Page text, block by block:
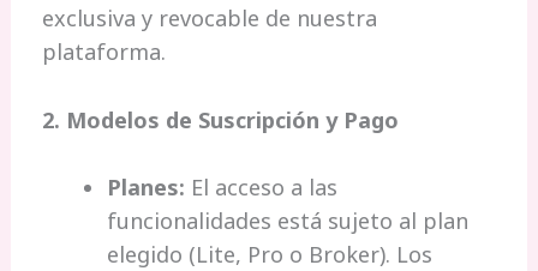
exclusiva y revocable de nuestra
plataforma.
2. Modelos de Suscripción y Pago
Planes: El acceso a las
funcionalidades está sujeto al plan
elegido (Lite, Pro o Broker). Los